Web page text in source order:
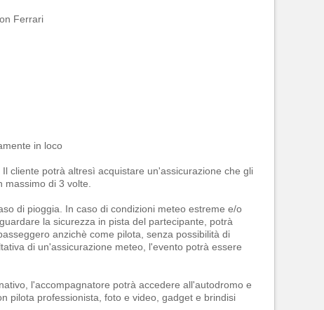
Ferrari
in loco
cliente potrà altresì acquistare un'assicurazione che gli
di 3 volte.
di pioggia. In caso di condizioni meteo estreme e/o
la sicurezza in pista del partecipante, potrà
anzichè come pilota, senza possibilità di
di un'assicurazione meteo, l'evento potrà essere
l'accompagnatore potrà accedere all'autodromo e
pilota professionista, foto e video, gadget e brindisi